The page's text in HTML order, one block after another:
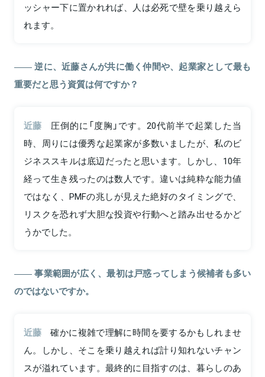
ッシャー下に置かれれば、人は必死で壁を乗り越えら
れます。
逆に、近藤さんが共に働く仲間や、起業家として最も
重要だと思う資質は何ですか？
近藤
圧倒的に「度胸」です。20代前半で起業した当
時、周りには優秀な起業家が多数いましたが、私のビ
ジネススキルは底辺だったと思います。しかし、10年
経って生き残ったのは数人です。違いは純粋な能力値
ではなく、PMFの兆しが見えた絶好のタイミングで、
リスクを恐れず大胆な投資や行動へと踏み出せるかど
うかでした。
事業範囲が広く、最初は戸惑ってしまう候補者も多い
のではないですか。
近藤
確かに複雑で理解に時間を要するかもしれませ
ん。しかし、そこを乗り越えれば計り知れないチャン
スが溢れています。最終的に目指すのは、暮らしのあ